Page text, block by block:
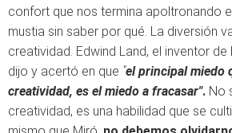
confort que nos termina apoltronando
mustia sin saber por qué. La diversión
creatividad. Edwind Land, el inventor
dijo y acertó en que "el principal miedo
creatividad, es el miedo a fracasar". No
creatividad, es una habilidad que se